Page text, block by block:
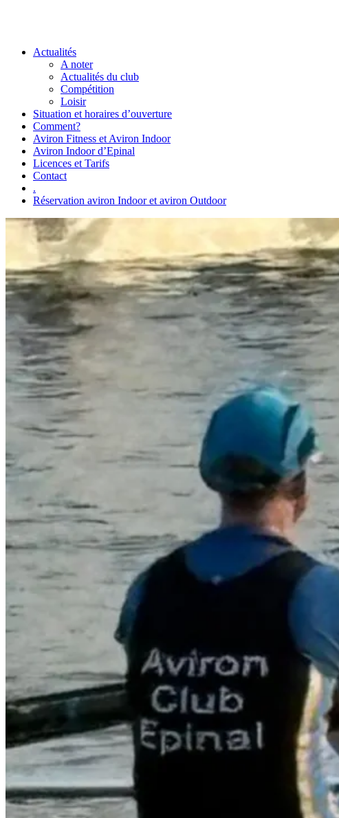
Actualités
A noter
Actualités du club
Compétition
Loisir
Situation et horaires d’ouverture
Comment?
Aviron Fitness et Aviron Indoor
Aviron Indoor d’Epinal
Licences et Tarifs
Contact
.
Réservation aviron Indoor et aviron Outdoor